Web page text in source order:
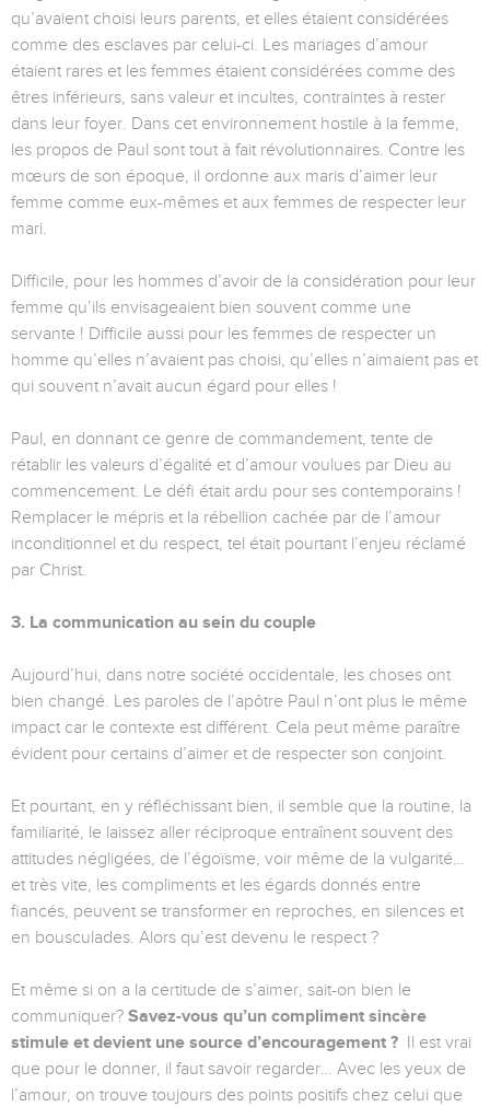
qu’avaient choisi leurs parents, et elles étaient considérées
comme des esclaves par celui-ci. Les mariages d’amour
étaient rares et les femmes étaient considérées comme des
êtres inférieurs, sans valeur et incultes, contraintes à rester
dans leur foyer. Dans cet environnement hostile à la femme,
les propos de Paul sont tout à fait révolutionnaires. Contre les
mœurs de son époque, il ordonne aux maris d’aimer leur
femme comme eux-mêmes et aux femmes de respecter leur
mari.
Difficile, pour les hommes d’avoir de la considération pour leur
femme qu’ils envisageaient bien souvent comme une
servante ! Difficile aussi pour les femmes de respecter un
homme qu’elles n’avaient pas choisi, qu’elles n’aimaient pas et
qui souvent n’avait aucun égard pour elles !
Paul, en donnant ce genre de commandement, tente de
rétablir les valeurs d’égalité et d’amour voulues par Dieu au
commencement. Le défi était ardu pour ses contemporains !
Remplacer le mépris et la rébellion cachée par de l’amour
inconditionnel et du respect, tel était pourtant l’enjeu réclamé
par Christ.
3. La communication au sein du couple
Aujourd’hui, dans notre société occidentale, les choses ont
bien changé. Les paroles de l’apôtre Paul n’ont plus le même
impact car le contexte est différent. Cela peut même paraître
évident pour certains d’aimer et de respecter son conjoint.
Et pourtant, en y réfléchissant bien, il semble que la routine, la
familiarité, le laissez aller réciproque entraînent souvent des
attitudes négligées, de l’égoïsme, voir même de la vulgarité…
et très vite, les compliments et les égards donnés entre
fiancés, peuvent se transformer en reproches, en silences et
en bousculades. Alors qu’est devenu le respect ?
Et même si on a la certitude de s’aimer, sait-on bien le
communiquer? Savez-vous qu’un compliment sincère
stimule et devient une source d’encouragement ? Il est vrai
que pour le donner, il faut savoir regarder… Avec les yeux de
l’amour, on trouve toujours des points positifs chez celui que